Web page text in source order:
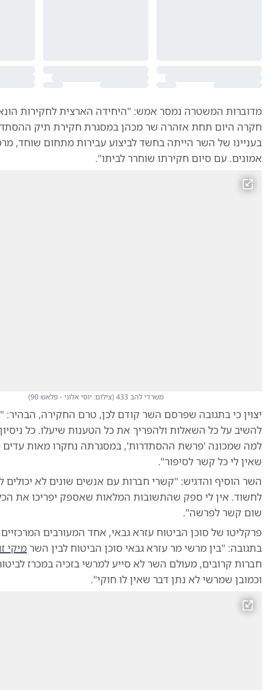
חקרה היום תחת אזהרה שר מכהן במסגרת חקירת תיק
בעניינו של השר הייתה בחשד לביצוע עבירות מתחום שוחד,
אמונים. עם סיום חקירתו שוחרר לביתו".
משרדי להב 433 (צילום: יוסי אלוני - פלאש 90 )
יצוין כי בתגובה שפרסם השר קודם לכן, טרם החקירה, הבהיר:
להשיב על כל השאלות ולהפריך את כל הטענות שיעלו. כל
למה שמכונה 'פרשת ההסתדרות', במסגרתה נחקרו מאות עדים -
שאין לי כל קשר לסיפור".
השר הוסיף והדגיש: "קשרי חברות עם אנשים שונים לא יכולים
לחשוד. אין לי ספק שהתשובות המלאות שאספק יפריכו את הכל
שום קשר לפרשה".
פרקליטו של סוכן הביטוח עזרא גבאי, אחד המעורבים
בתגובה: "בין מרשי מר עזרא גבאי סוכן הביטוח לבין השר מיקי
חברות קרובים, מעולם השר לא סייע למרשי בזכיה במכרז
וכמובן שמרשי לא נתן דבר שאין לו חוקי".